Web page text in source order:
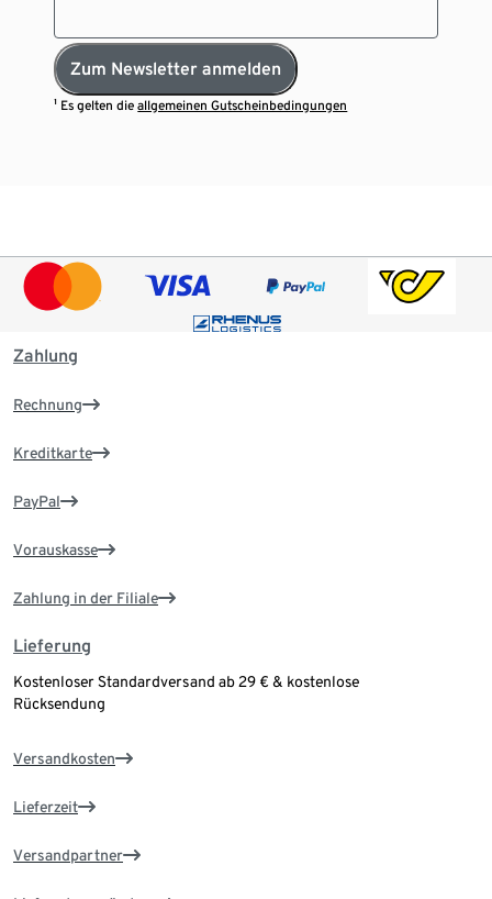
Zum Newsletter anmelden
¹ Es gelten dieallgemeinen Gutscheinbedingungen
Zahlung
Rechnung
Kreditkarte
PayPal
Vorauskasse
Zahlung in der Filiale
Lieferung
Kostenloser Standardversand ab 29 € & kostenlose
Rücksendung
Versandkosten
Lieferzeit
Versandpartner